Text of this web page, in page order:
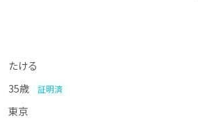
たける
35歳 証明済
東京